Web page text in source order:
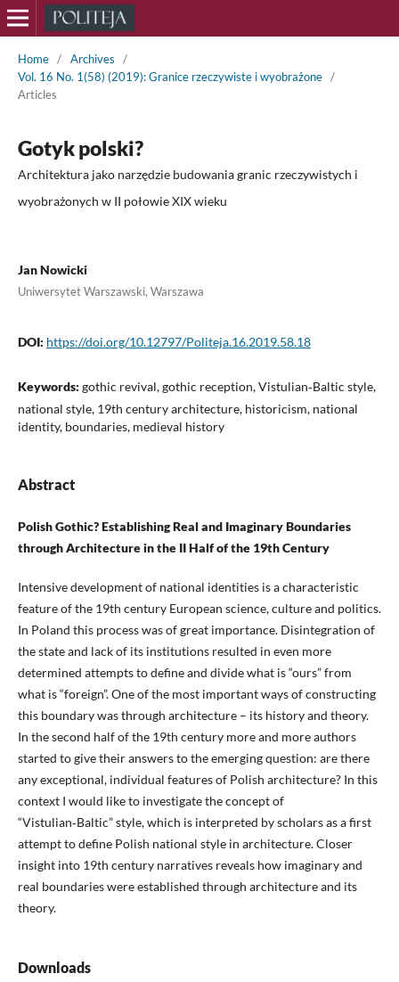
Home / Archives
/
Vol. 16 No. 1(58) (2019): Granice rzeczywiste i wyobrażone /
Articles
Gotyk polski?
Architektura jako narzędzie budowania granic rzeczywistych i
wyobrażonych w II połowie XIX wieku
Jan Nowicki
Uniwersytet Warszawski, Warszawa
DOI: https://doi.org/10.12797/Politeja.16.2019.58.18
Keywords: gothic revival, gothic reception, Vistulian‑Baltic style,
national style, 19th century architecture, historicism, national
identity, boundaries, medieval history
Abstract
Polish Gothic? Establishing Real and Imaginary Boundaries
through Architecture in the II Half of the 19th Century
Intensive development of national identities is a characteristic
feature of the 19th century European science, culture and politics.
In Poland this process was of great importance. Disintegration of
the state and lack of its institutions resulted in even more
determined attempts to define and divide what is “ours” from
what is “foreign”. One of the most important ways of constructing
this boundary was through architecture – its history and theory.
In the second half of the 19th century more and more authors
started to give their answers to the emerging question: are there
any exceptional, individual features of Polish architecture? In this
context I would like to investigate the concept of
“Vistulian‑Baltic” style, which is interpreted by scholars as a first
attempt to define Polish national style in architecture. Closer
insight into 19th century narratives reveals how imaginary and
real boundaries were established through architecture and its
theory.
Downloads